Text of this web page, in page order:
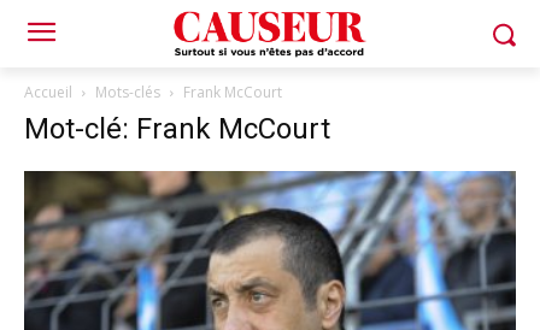
Accueil Mots-clés Frank McCourt
Mot-clé: Frank McCourt